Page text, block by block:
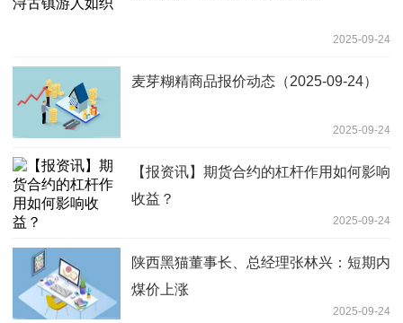
2025-09-24
麦芽糊精商品报价动态（2025-09-24）
2025-09-24
【报资讯】期货合约的杠杆作用如何影响
收益？
2025-09-24
陕西黑猫董事长、总经理张林兴：短期内
煤价上涨
2025-09-24